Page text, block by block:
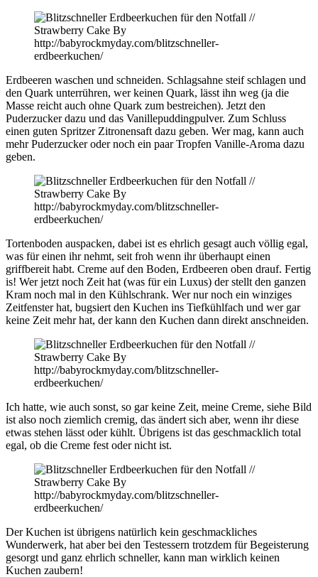
Erdbeeren waschen und schneiden. Schlagsahne steif schlagen und
den Quark unterrühren, wer keinen Quark, lässt ihn weg (ja die
Masse reicht auch ohne Quark zum bestreichen). Jetzt den
Puderzucker dazu und das Vanillepuddingpulver. Zum Schluss
einen guten Spritzer Zitronensaft dazu geben. Wer mag, kann auch
mehr Puderzucker oder noch ein paar Tropfen Vanille-Aroma dazu
geben.
Tortenboden auspacken, dabei ist es ehrlich gesagt auch völlig egal,
was für einen ihr nehmt, seit froh wenn ihr überhaupt einen
griffbereit habt. Creme auf den Boden, Erdbeeren oben drauf. Fertig
is! Wer jetzt noch Zeit hat (was für ein Luxus) der stellt den ganzen
Kram noch mal in den Kühlschrank. Wer nur noch ein winziges
Zeitfenster hat, bugsiert den Kuchen ins Tiefkühlfach und wer gar
keine Zeit mehr hat, der kann den Kuchen dann direkt anschneiden.
Ich hatte, wie auch sonst, so gar keine Zeit, meine Creme, siehe Bild
ist also noch ziemlich cremig, das ändert sich aber, wenn ihr diese
etwas stehen lässt oder kühlt. Übrigens ist das geschmacklich total
egal, ob die Creme fest oder nicht ist.
Der Kuchen ist übrigens natürlich kein geschmackliches
Wunderwerk, hat aber bei den Testessern trotzdem für Begeisterung
gesorgt und ganz ehrlich schneller, kann man wirklich keinen
Kuchen zaubern!